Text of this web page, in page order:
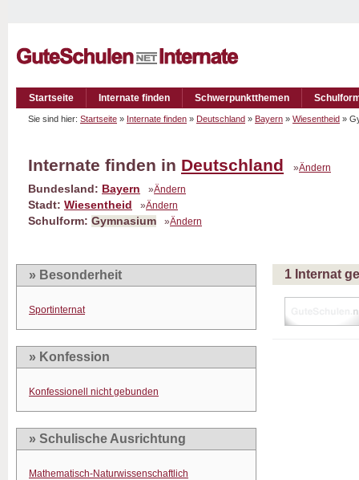
Startseite Internate finden Schwerpunktthemen
Sie sind hier: Startseite » Internate finden » Deutschland » Bayern » Wiesentheid »
Internate finden in Deutschland »Ändern
Bundesland: Bayern »Ändern
Stadt: Wiesentheid »Ändern
Schulform: Gymnasium »Ändern
» Besonderheit
Sportinternat
» Konfession
Konfessionell nicht gebunden
» Schulische Ausrichtung
Mathematisch-Naturwissenschaftlich
1 Internat